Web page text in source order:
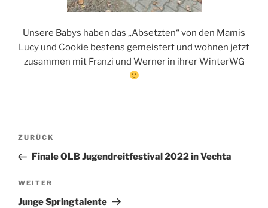
Unsere Babys haben das „Absetzten“ von den Mamis
Lucy und Cookie bestens gemeistert und wohnen jetzt
zusammen mit Franzi und Werner in ihrer WinterWG
Beitragsnavigation
Vorheriger
Beitrag
ZURÜCK
Finale OLB Jugendreitfestival 2022 in Vechta
Nächster
Beitrag
WEITER
Junge Springtalente